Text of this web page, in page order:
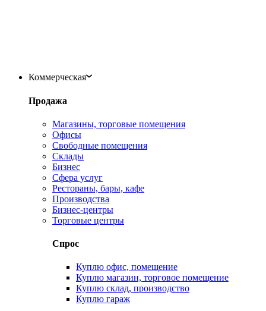
Коммерческая
Продажа
Магазины, торговые помещения
Офисы
Свободные помещения
Склады
Бизнес
Сфера услуг
Рестораны, бары, кафе
Производства
Бизнес-центры
Торговые центры
Спрос
Куплю офис, помещение
Куплю магазин, торговое помещение
Куплю склад, производство
Куплю гараж